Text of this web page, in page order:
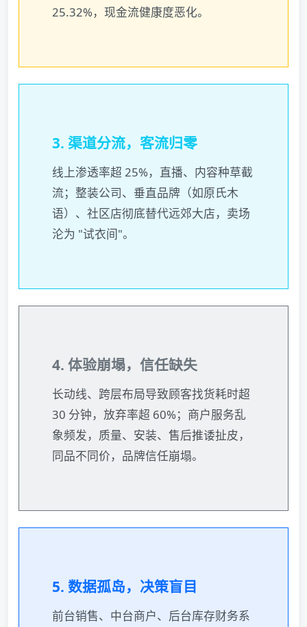
25.32%，现金流健康度恶化。
3. 渠道分流，客流归零
线上渗透率超 25%，直播、内容种草截
流；整装公司、垂直品牌（如原氏木
语）、社区店彻底替代远郊大店，卖场
沦为 "试衣间"。
4. 体验崩塌，信任缺失
长动线、跨层布局导致顾客找货耗时超
30 分钟，放弃率超 60%；商户服务乱
象频发，质量、安装、售后推诿扯皮，
同品不同价，品牌信任崩塌。
5. 数据孤岛，决策盲目
前台销售、中台商户、后台库存财务系